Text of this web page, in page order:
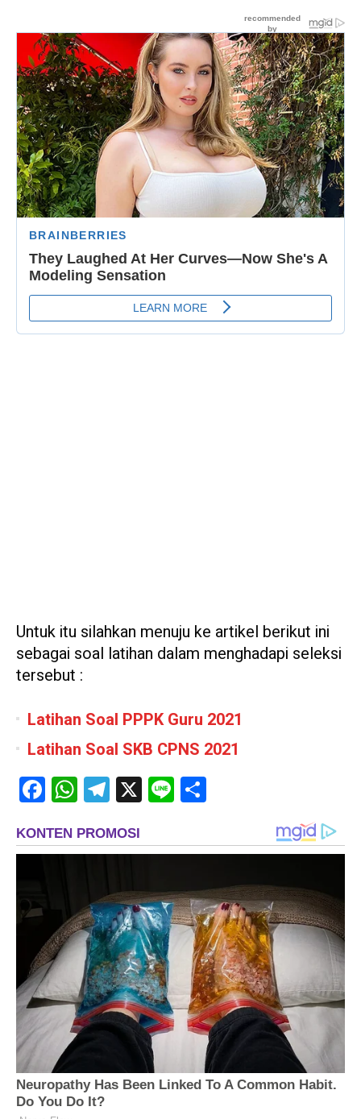
Untuk itu silahkan menuju ke artikel berikut ini
sebagai soal latihan dalam menghadapi seleksi
tersebut :
Latihan Soal PPPK Guru 2021
Latihan Soal SKB CPNS 2021
FacebookWhatsAppTelegram
X Line